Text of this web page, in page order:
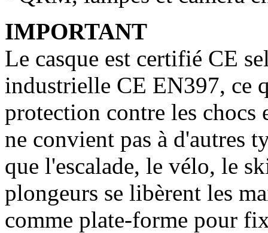
IMPORTANT
Le casque est certifié CE
industrielle CE EN397, ce
protection contre les chocs
ne convient pas à d'autres
que l'escalade, le vélo, le
plongeurs se libèrent les
comme plate-forme pour